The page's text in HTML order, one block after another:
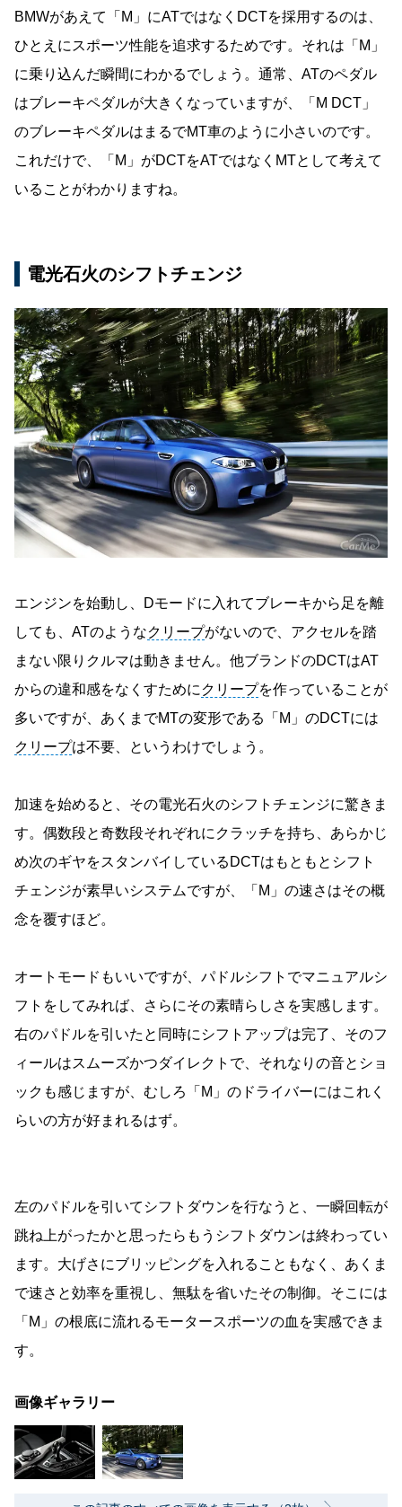
BMWがあえて「M」にATではなくDCTを採用するのは、
ひとえにスポーツ性能を追求するためです。それは「M」
に乗り込んだ瞬間にわかるでしょう。通常、ATのペダル
はブレーキペダルが大きくなっていますが、「M DCT」
のブレーキペダルはまるでMT車のように小さいのです。
これだけで、「M」がDCTをATではなくMTとして考えて
いることがわかりますね。
電光石火のシフトチェンジ
エンジンを始動し、Dモードに入れてブレーキから足を離
しても、ATのようなクリープがないので、アクセルを踏
まない限りクルマは動きません。他ブランドのDCTはAT
からの違和感をなくすために クリープを作っていることが
多いですが、あくまでMTの変形である「M」のDCTには
クリープは不要、というわけでしょう。
加速を始めると、その電光石火のシフトチェンジに驚きま
す。偶数段と奇数段それぞれにクラッチを持ち、あらかじ
め次のギヤをスタンバイしているDCTはもともとシフト
チェンジが素早いシステムですが、「M」の速さはその概
念を覆すほど。
オートモードもいいですが、パドルシフトでマニュアルシ
フトをしてみれば、さらにその素晴らしさを実感します。
右のパドルを引いたと同時にシフトアップは完了、そのフ
ィールはスムーズかつダイレクトで、それなりの音とショ
ックも感じますが、むしろ「M」のドライバーにはこれく
らいの方が好まれるはず。
左のパドルを引いてシフトダウンを行なうと、一瞬回転が
跳ね上がったかと思ったらもうシフトダウンは終わってい
ます。大げさにブリッピングを入れることもなく、あくま
で速さと効率を重視し、無駄を省いたその制御。そこには
「M」の根底に流れるモータースポーツの血を実感できま
す。
画像ギャラリー